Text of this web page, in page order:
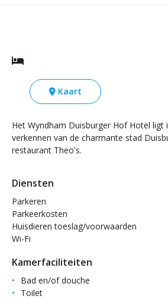
Kaart
Het Wyndham Duisburger Hof Hotel
verkennen van de charmante stad
restaurant Theo's.
Diensten
Parkeren
Parkeerkosten
Huisdieren toeslag/voorwaarden
Wi-Fi
Kamerfaciliteiten
Bad en/of douche
Toilet